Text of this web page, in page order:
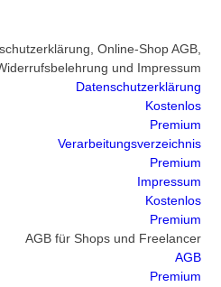
Online-Shop AGB,
und Impressum
Datenschutzerklärung
Kostenlos
Premium
Verarbeitungsverzeichnis
Premium
Impressum
Kostenlos
Premium
AGB für Shops und Freelancer
AGB
Premium